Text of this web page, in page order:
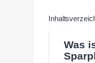
Was